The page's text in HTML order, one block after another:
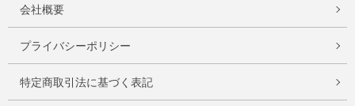
会社概要
プライバシーポリシー
特定商取引法に基づく表記